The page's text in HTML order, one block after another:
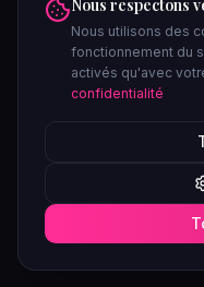
Nous respectons
Nous utilisons des
fonctionnement du
activés qu'avec
confidentialité